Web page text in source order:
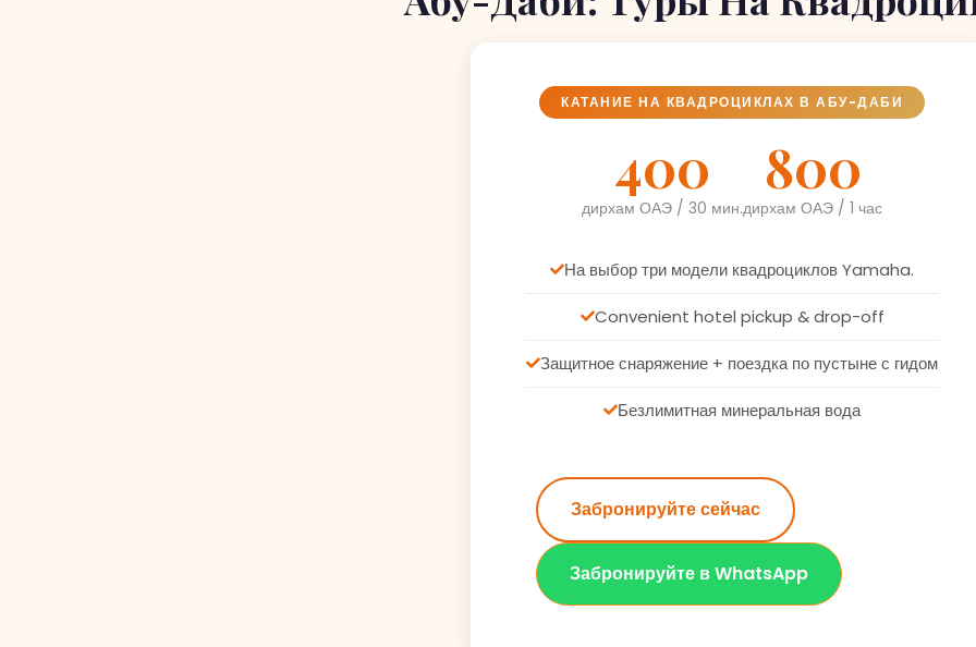
400
дирхам ОАЭ / 30 мин.
800
дирхам ОАЭ / 1 час
Convenient hotel pickup & drop-off
Защитное снаряжение + поездка по пустыне с гидом
Безлимитная минеральная вода
Забронируйте сейчас
Забронируйте в WhatsApp